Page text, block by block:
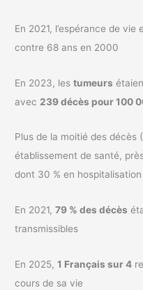
En 2021, l’espérance de
contre 68 ans en 2000
En 2023, lestumeurs
avec 239 décès pour 100
Plus de la moitié des décès
établissement de santé,
dont 30 % en
En 2021,79 % des décès
transmissibles
En 2025,1 Français sur 4
cours de sa vie